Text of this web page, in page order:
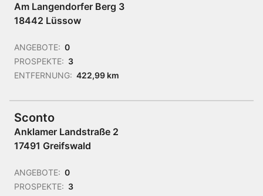
Am Langendorfer Berg 3
18442 Lüssow
ANGEBOTE: 0
PROSPEKTE: 3
ENTFERNUNG: 422,99 km
Sconto
Anklamer Landstraße 2
17491 Greifswald
ANGEBOTE: 0
PROSPEKTE: 3